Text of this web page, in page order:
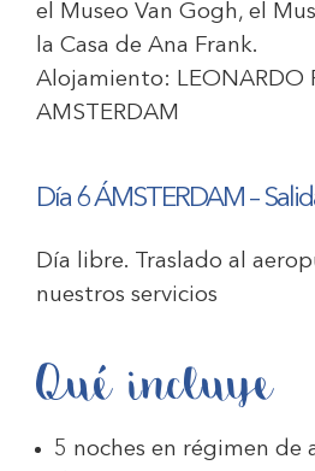
el Museo Van Gogh, el
la Casa de Ana Frank.
Alojamiento: LEONARDO
AMSTERDAM
Día 6 ÁMSTERDAM –
Día libre. Traslado al
nuestros servicios
Qué incluye
5 noches en régimen de